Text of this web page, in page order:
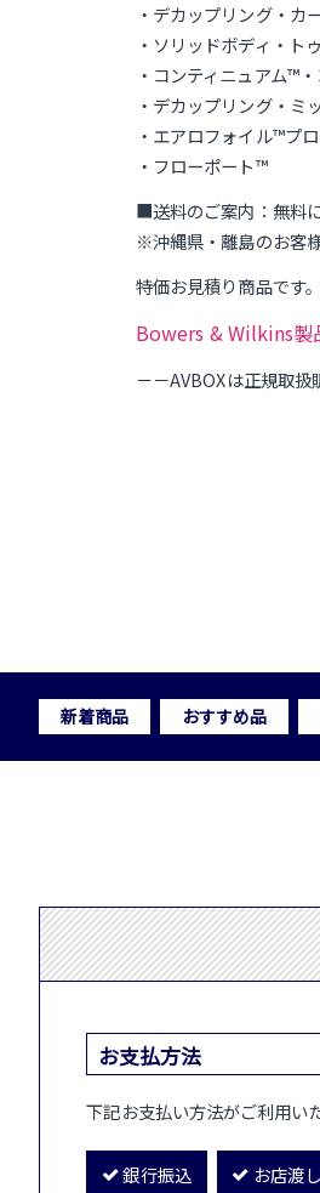
・デカップリング・カ
・ソリッドボディ・ト
・コンティニュアム™
・デカップリング・ミ
・エアロフォイル™プ
・フローポート™
■送料のご案内：無料
※沖縄県・離島のお客
特価お見積り商品です
Bowers & Wilkins製
－－AVBOXは正規取扱
新着商品 おすすめ品
お支払方法
下記お支払い方法がご利用い
銀行振込 お店渡し